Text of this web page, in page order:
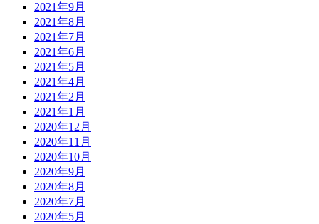
2021年9月
2021年8月
2021年7月
2021年6月
2021年5月
2021年4月
2021年2月
2021年1月
2020年12月
2020年11月
2020年10月
2020年9月
2020年8月
2020年7月
2020年5月